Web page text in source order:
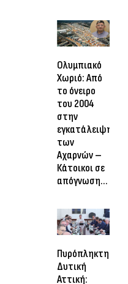
Ολυμπιακό
Χωριό: Από
το όνειρο
του 2004
στην
εγκατάλειψη
των
Αχαρνών –
Κάτοικοι σε
απόγνωση…
Πυρόπληκτη
Δυτική
Αττική: